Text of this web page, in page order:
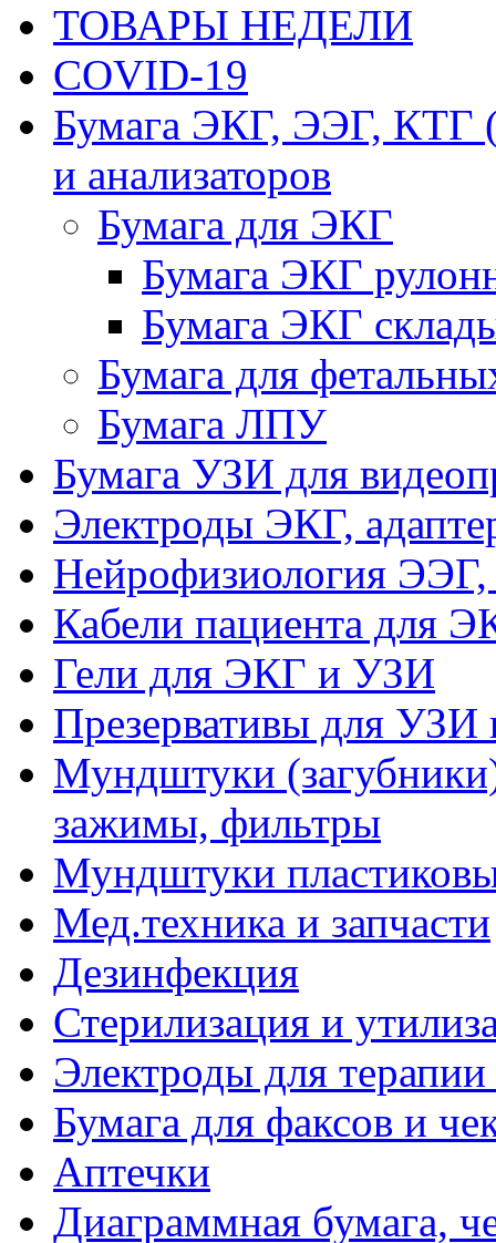
ТОВАРЫ НЕДЕЛИ
COVID-19
Бумага ЭКГ, ЭЭГ, КТГ
и анализаторов
Бумага для ЭКГ
Бумага ЭКГ
Бумага ЭКГ
Бумага для
Бумага ЛПУ
Бумага УЗИ для
Электроды ЭКГ,
Нейрофизиология
Кабели пациента для
Гели для ЭКГ и УЗИ
Презервативы для УЗИ
Мундштуки
зажимы, фильтры
Мундштуки
Мед.техника и запчасти
Дезинфекция
Стерилизация и
Электроды для
Бумага для факсов и
Аптечки
Диаграммная бумага,